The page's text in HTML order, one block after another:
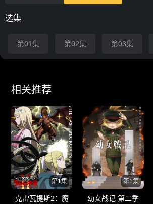
选集
第01集 第02集 第03集
相关推荐
第1集
克雷瓦提斯2：魔
第1集
幼女战记 第二季